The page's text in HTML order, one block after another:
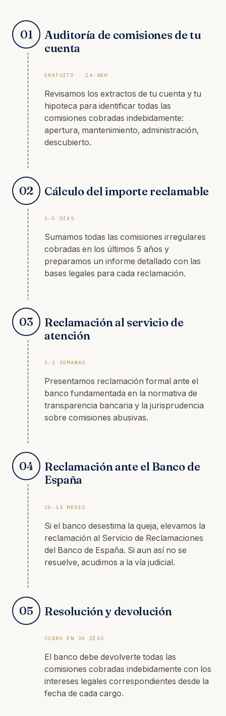
01
Auditoría de comisiones de tu
cuenta
GRATUITO · 24-48H
Revisamos los extractos de tu cuenta y tu
hipoteca para identificar todas las
comisiones cobradas indebidamente:
apertura, mantenimiento, administración,
descubierto.
02 Cálculo del importe reclamable
3-5 DÍAS
Sumamos todas las comisiones irregulares
cobradas en los últimos 5 años y
preparamos un informe detallado con las
bases legales para cada reclamación.
03
Reclamación al servicio de
atención
1-2 SEMANAS
Presentamos reclamación formal ante el
banco fundamentada en la normativa de
transparencia bancaria y la jurisprudencia
sobre comisiones abusivas.
04
Reclamación ante el Banco de
España
10-14 MESES
Si el banco desestima la queja, elevamos la
reclamación al Servicio de Reclamaciones
del Banco de España. Si aun así no se
resuelve, acudimos a la vía judicial.
05 Resolución y devolución
COBRO EN 30 DÍAS
El banco debe devolverte todas las
comisiones cobradas indebidamente con los
intereses legales correspondientes desde la
fecha de cada cargo.